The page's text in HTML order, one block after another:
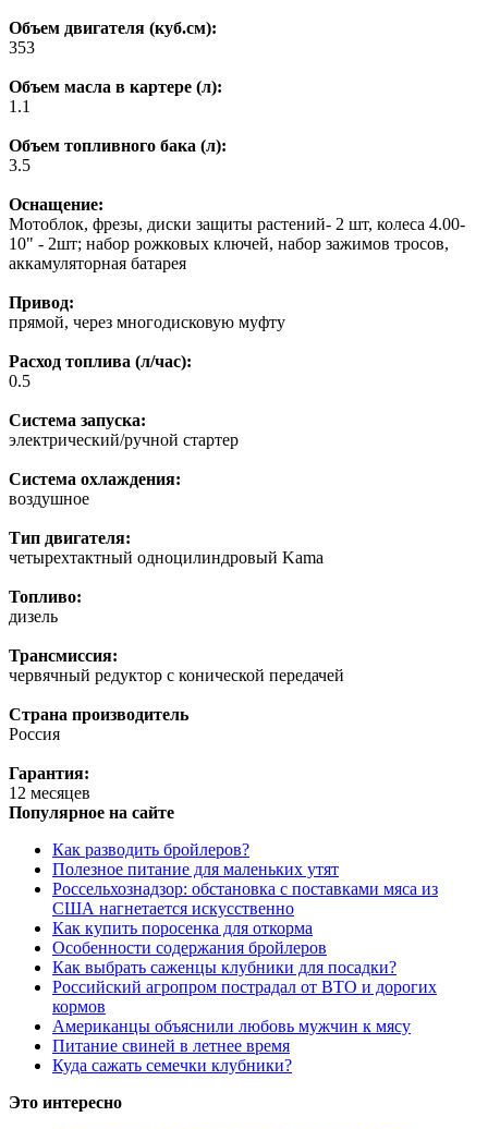
Объем двигателя (куб.см):
353
Объем масла в картере (л):
1.1
Объем топливного бака (л):
3.5
Оснащение:
Мотоблок, фрезы, диски защиты растений- 2 шт, колеса 4.00-
10" - 2шт; набор рожковых ключей, набор зажимов тросов,
аккамуляторная батарея
Привод:
прямой, через многодисковую муфту
Расход топлива (л/час):
0.5
Система запуска:
электрический/ручной стартер
Система охлаждения:
воздушное
Тип двигателя:
четырехтактный одноцилиндровый Kama
Топливо:
дизель
Трансмиссия:
червячный редуктор с конической передачей
Страна производитель
Россия
Гарантия:
12 месяцев
Популярное на сайте
Как разводить бройлеров?
Полезное питание для маленьких утят
Россельхознадзор: обстановка с поставками мяса из
США нагнетается искусственно
Как купить поросенка для откорма
Особенности содержания бройлеров
Как выбрать саженцы клубники для посадки?
Российский агропром пострадал от ВТО и дорогих
кормов
Американцы объяснили любовь мужчин к мясу
Питание свиней в летнее время
Куда сажать семечки клубники?
Это интересно